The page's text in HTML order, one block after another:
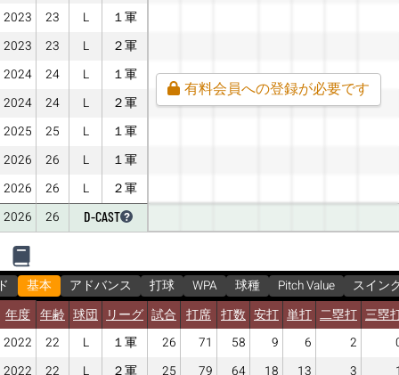
2023
23 L
１軍
2023
23 L
２軍
2024
24 L
１軍
2024
24 L
２軍
2025
25 L
１軍
2026
26 L
１軍
2026
26 L
２軍
2026
26 D-CAST
有料会員への登録が必要です
基本 アドバンス 打球 WPA 球種 Pitch Value
スイン
年度 年齢 球団 リーグ 試合 打席 打数 安打 単打 二塁打 三塁
2022
22 L １軍 26 71 58 9 6 2